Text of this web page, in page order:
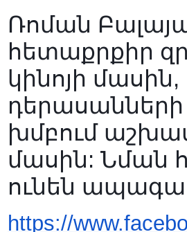
Ռոման
հետաքրքիր
կինոյի
խմբում
մասին: Նման
ունեն ապագա
https://